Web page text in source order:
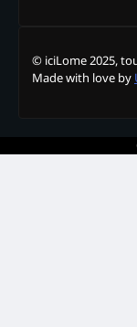
© iciLome 2025,
Made with love by